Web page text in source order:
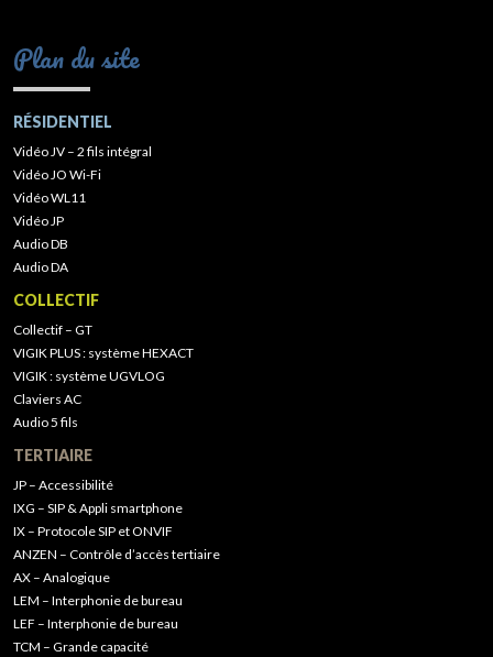
Plan du site
RÉSIDENTIEL
Vidéo JV – 2 fils intégral
Vidéo JO Wi-Fi
Vidéo WL11
Vidéo JP
Audio DB
Audio DA
COLLECTIF
Collectif – GT
VIGIK PLUS : système HEXACT
VIGIK : système UGVLOG
Claviers AC
Audio 5 fils
TERTIAIRE
JP – Accessibilité
IXG – SIP & Appli smartphone
IX – Protocole SIP et ONVIF
ANZEN – Contrôle d’accès tertiaire
AX – Analogique
LEM – Interphonie de bureau
LEF – Interphonie de bureau
TCM – Grande capacité